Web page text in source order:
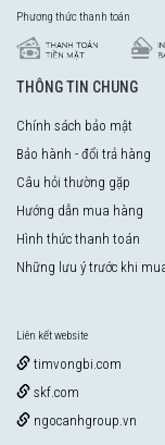
Phương thức thanh toán
THÔNG TIN CHUNG
Chính sách bảo mật
Bảo hành - đổi trả hàng
Câu hỏi thường gặp
Hướng dẫn mua hàng
Hình thức thanh toán
Những lưu ý trước khi
Liên kết website
timvongbi.com
skf.com
ngocanhgroup.vn